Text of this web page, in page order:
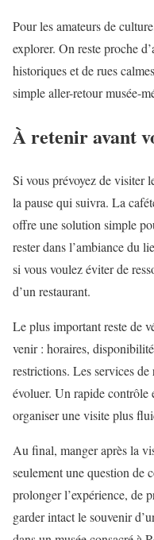
Pour les amateurs de
explorer. On reste proche
historiques et de rues
simple aller-retour musée-
À retenir avant
Si vous prévoyez de visiter
la pause qui suivra. La
offre une solution simple
rester dans l’ambiance du
si vous voulez éviter de
d’un restaurant.
Le plus important reste de
venir : horaires,
restrictions. Les services de
évoluer. Un rapide contrôle
organiser une visite plus
Au final, manger après la
seulement une question de
prolonger l’expérience, de
garder intact le souvenir